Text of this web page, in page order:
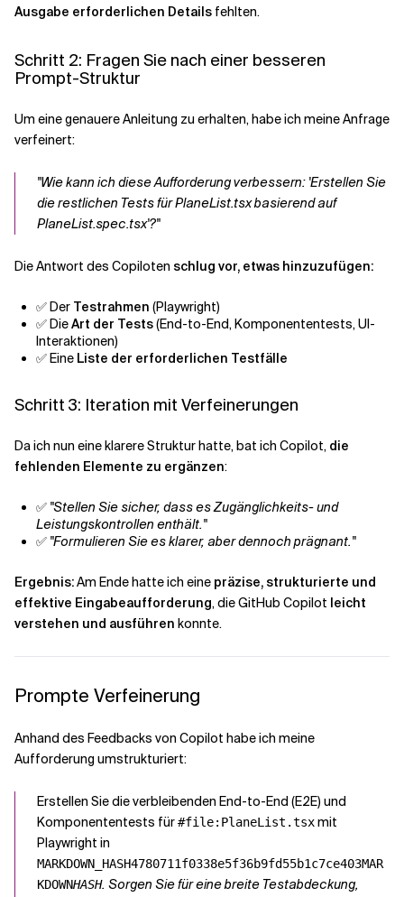
Ausgabe erforderlichen Details fehlten.
Schritt 2: Fragen Sie nach einer besseren
Prompt-Struktur
Um eine genauere Anleitung zu erhalten, habe ich meine Anfrage
verfeinert:
"Wie kann ich diese Aufforderung verbessern: 'Erstellen Sie
die restlichen Tests für PlaneList.tsx basierend auf
PlaneList.spec.tsx'?"
Die Antwort des Copiloten schlug vor, etwas hinzuzufügen:
✅ Der Testrahmen (Playwright)
✅ DieArt der Tests(End-to-End, Komponententests, UI-
Interaktionen)
✅ Eine Liste der erforderlichen Testfälle
Schritt 3: Iteration mit Verfeinerungen
Da ich nun eine klarere Struktur hatte, bat ich Copilot, die
fehlenden Elemente zu ergänzen:
✅ "Stellen Sie sicher, dass es Zugänglichkeits- und
Leistungskontrollen enthält."
✅ "Formulieren Sie es klarer, aber dennoch prägnant."
Ergebnis:Am Ende hatte ich eine präzise, strukturierte und
effektive Eingabeaufforderung, die GitHub Copilot leicht
verstehen und ausführen konnte.
Prompte Verfeinerung
Anhand des Feedbacks von Copilot habe ich meine
Aufforderung umstrukturiert:
Erstellen Sie die verbleibenden End-to-End (E2E) und
Komponententests für#file:PlaneList.tsxmit
Playwright in
MARKDOWN_HASH4780711f0338e5f36b9fd55b1c7ce403MAR
KDOWNHASH. Sorgen Sie für eine breite Testabdeckung,